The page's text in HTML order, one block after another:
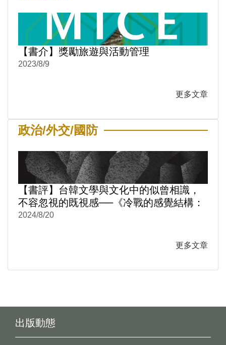
【書介】獎勵旅遊與活動管理
2023/8/9
更多文章
政治/外交/國防
【書評】台韓文學與文化中的似曾相識，
不容忽視的既視感──《冷戰的感覺結構：
台韓文學與文化中的性別與情感政治1950-
2024/8/20
更多文章
出版動態